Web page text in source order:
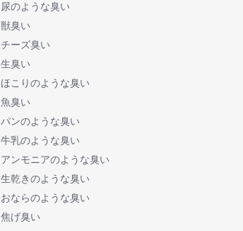
尿のような臭い
獣臭い
チーズ臭い
生臭い
ほこりのような臭い
魚臭い
パンのような臭い
牛乳のような臭い
アンモニアのような臭い
生乾きのような臭い
おならのような臭い
焦げ臭い